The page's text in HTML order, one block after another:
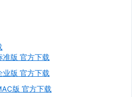
准版 官方下载
业版 官方下载
版 官方下载